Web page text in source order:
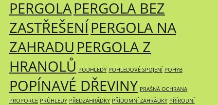
PERGOLAPERGOLA BEZ
ZASTŘEŠENÍPERGOLA NA
ZAHRADU PERGOLA Z
HRANOLŮ PODHLEDY POHLEDOVÉ SPOJENÍ POHYB
POPÍNAVÉ DŘEVINY PRAŠNÁ OCHRANA
PROPORCE PRŮHLEDY PŘEDZAHRÁDKY PŘÍDOMNÍ ZAHRÁDKY PŘÍRODNÍ